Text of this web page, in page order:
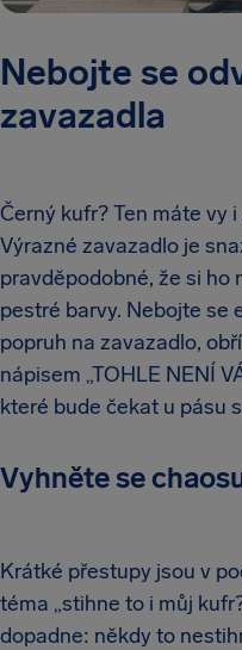
Nebojte se
zavazadla
Černý kufr? Ten máte vy
Výrazné zavazadlo je
pravděpodobné, že si ho
pestré barvy. Nebojte se
popruh na zavazadlo,
nápisem „TOHLE NENÍ
které bude čekat u pásu
Vyhněte se
Krátké přestupy jsou v
téma „stihne to i můj
dopadne: někdy to